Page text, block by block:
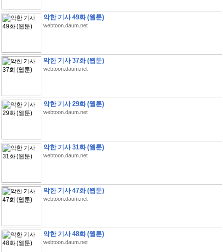
악한 기사 49화 (웹툰)
webtoon.daum.net
악한 기사 37화 (웹툰)
webtoon.daum.net
악한 기사 29화 (웹툰)
webtoon.daum.net
악한 기사 31화 (웹툰)
webtoon.daum.net
악한 기사 47화 (웹툰)
webtoon.daum.net
악한 기사 48화 (웹툰)
webtoon.daum.net